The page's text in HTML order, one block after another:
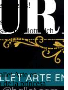
interès!
de Piotr Ilich
de Koray
Petipa) la obra
de una las
Arte en
de la princesa